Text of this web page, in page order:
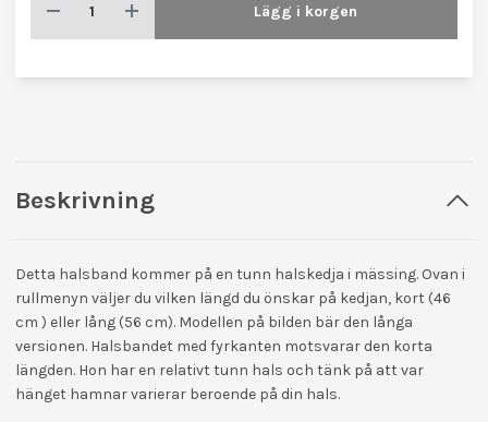
Lägg i korgen
Beskrivning
Detta halsband kommer på en tunn halskedja i mässing. Ovan i
rullmenyn väljer du vilken längd du önskar på kedjan, kort (46
cm ) eller lång (56 cm). Modellen på bilden bär den långa
versionen. Halsbandet med fyrkanten motsvarar den korta
längden. Hon har en relativt tunn hals och tänk på att var
hänget hamnar varierar beroende på din hals.